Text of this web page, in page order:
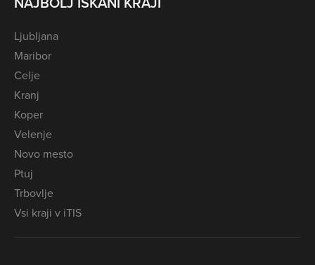
Ljubljana
Maribor
Celje
Kranj
Koper
Velenje
Novo mesto
Ptuj
Trbovlje
Vsi kraji v iTIS